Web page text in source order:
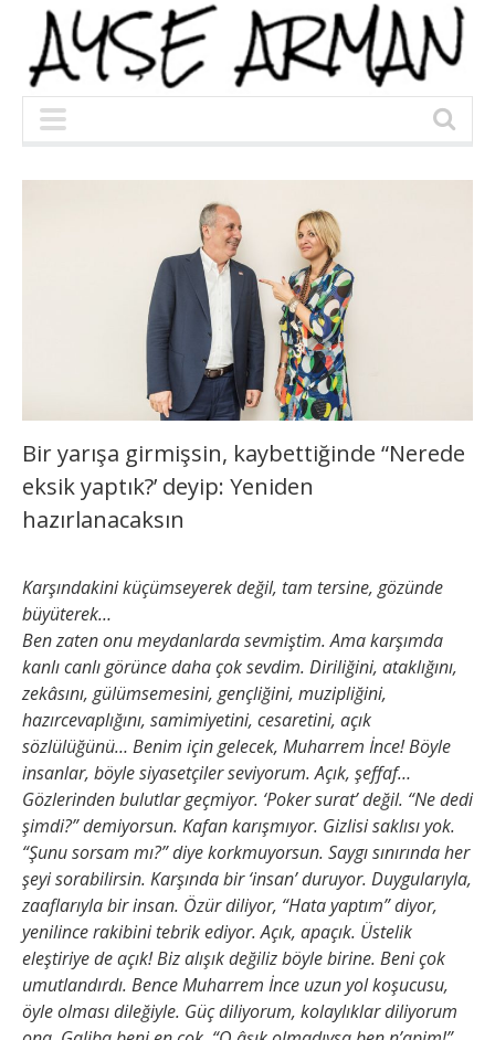
Bir yarışa girmişsin, kaybettiğinde “Nerede
eksik yaptık?’ deyip: Yeniden
hazırlanacaksın
Karşındakini küçümseyerek değil, tam tersine, gözünde
büyüterek…
Ben zaten onu meydanlarda sevmiştim. Ama karşımda
kanlı canlı görünce daha çok sevdim. Diriliğini, ataklığını,
zekâsını, gülümsemesini, gençliğini, muzipliğini,
hazırcevaplığını, samimiyetini, cesaretini, açık
sözlülüğünü… Benim için gelecek, Muharrem İnce! Böyle
insanlar, böyle siyasetçiler seviyorum. Açık, şeffaf…
Gözlerinden bulutlar geçmiyor. ‘Poker surat’ değil. “Ne dedi
şimdi?” demiyorsun. Kafan karışmıyor. Gizlisi saklısı yok.
“Şunu sorsam mı?” diye korkmuyorsun. Saygı sınırında her
şeyi sorabilirsin. Karşında bir ‘insan’ duruyor. Duygularıyla,
zaaflarıyla bir insan. Özür diliyor, “Hata yaptım” diyor,
yenilince rakibini tebrik ediyor. Açık, apaçık. Üstelik
eleştiriye de açık! Biz alışık değiliz böyle birine. Beni çok
umutlandırdı. Bence Muharrem İnce uzun yol koşucusu,
öyle olması dileğiyle. Güç diliyorum, kolaylıklar diliyorum